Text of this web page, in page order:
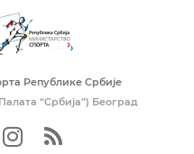
Републике Србије
“Србија”) Београд